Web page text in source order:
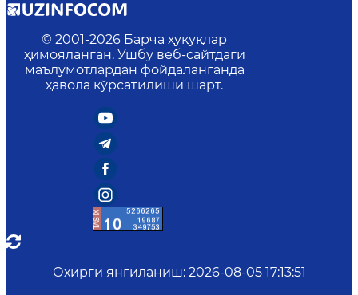
© 2001-2026 Барча ҳуқуқлар
ҳимояланган. Ушбу веб-сайтдаги
маълумотлардан фойдаланганда
ҳавола кўрсатилиши шарт.
Охирги янгиланиш: 2026-08-05 17:13:51